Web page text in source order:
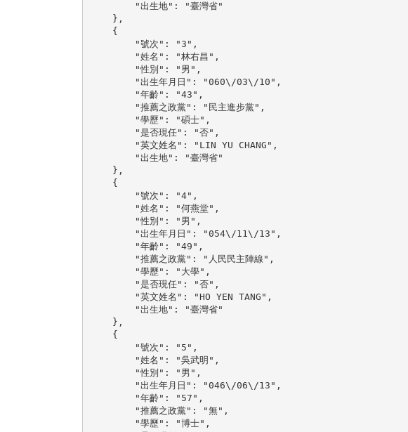
        "出生地": "臺灣省"
    },
    {
        "號次": "3",
        "姓名": "林右昌",
        "性別": "男",
        "出生年月日": "060\/03\/10",
        "年齡": "43",
        "推薦之政黨": "民主進步黨",
        "學歷": "碩士",
        "是否現任": "否",
        "英文姓名": "LIN YU CHANG",
        "出生地": "臺灣省"
    },
    {
        "號次": "4",
        "姓名": "何燕堂",
        "性別": "男",
        "出生年月日": "054\/11\/13",
        "年齡": "49",
        "推薦之政黨": "人民民主陣線",
        "學歷": "大學",
        "是否現任": "否",
        "英文姓名": "HO YEN TANG",
        "出生地": "臺灣省"
    },
    {
        "號次": "5",
        "姓名": "吳武明",
        "性別": "男",
        "出生年月日": "046\/06\/13",
        "年齡": "57",
        "推薦之政黨": "無",
        "學歷": "博士",